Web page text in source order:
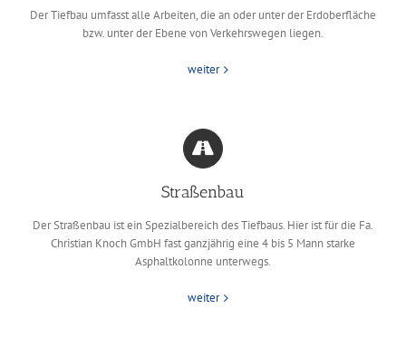
Der Tiefbau umfasst alle Arbeiten, die an oder unter der Erdoberfläche
bzw. unter der Ebene von Verkehrswegen liegen.
weiter
Straßenbau
Der Straßenbau ist ein Spezialbereich des Tiefbaus. Hier ist für die Fa.
Christian Knoch GmbH fast ganzjährig eine 4 bis 5 Mann starke
Asphaltkolonne unterwegs.
weiter